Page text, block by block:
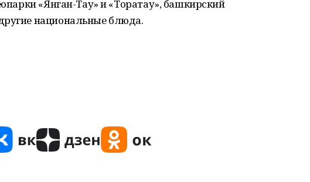
«Янган-Тау» и «Торатау», башкирский
национальные блюда.